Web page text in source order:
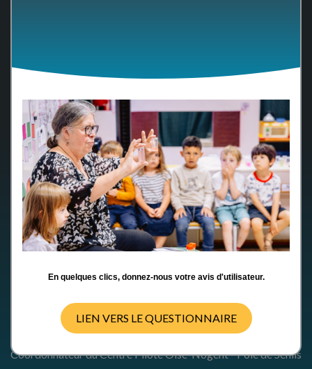
Nous contacter
KMIECIK Pierre,
Coordonnateur du Centre Pilote Oise-Nogent - Pôle de Senlis
En quelques clics, donnez-nous votre avis d'utilisateur.
LIEN VERS LE QUESTIONNAIRE